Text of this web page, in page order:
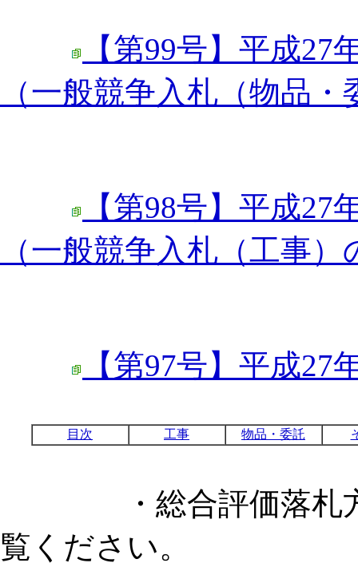
【第99号】平成
（一般競争入札（物品
【第98号】平成
（一般競争入札（工事）
【第97号】平成
目次 工事 物品・委託
・総合評価落札方
覧ください。